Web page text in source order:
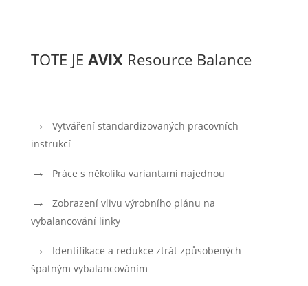
TOTE JE AVIX Resource Balance
Vytváření standardizovaných pracovních
instrukcí
Práce s několika variantami najednou
Zobrazení vlivu výrobního plánu na
vybalancování linky
Identifikace a redukce ztrát způsobených
špatným vybalancováním